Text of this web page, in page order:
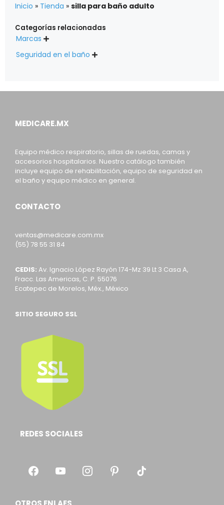
Inicio » Tienda » silla para baño adulto
Categorías relacionadas
Marcas 
Seguridad en el baño 
MEDICARE.MX
Equipo médico respiratorio, sillas de ruedas, camas y
accesorios hospitalarios. Nuestro catálogo también
incluye equipo de rehabilitación, equipo de seguridad en
el baño y equipo médico en general.
CONTACTO
ventas@medicare.com.mx
(55) 78 55 31 84
CEDIS: Av. Ignacio López Rayón 174-Mz 39 Lt 3 Casa A,
Fracc. Las Americas, C. P. 55076
Ecatepec de Morelos, Méx., México
SITIO SEGURO SSL
REDES SOCIALES